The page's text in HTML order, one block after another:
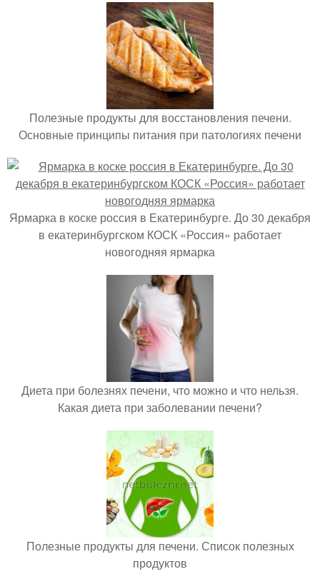
Полезные продукты для восстановления печени.
Основные принципы питания при патологиях печени
Ярмарка в коске россия в Екатеринбурге. До 30 декабря
в екатеринбургском КОСК «Россия» работает
новогодняя ярмарка
Диета при болезнях печени, что можно и что нельзя.
Какая диета при заболевании печени?
Полезные продукты для печени. Список полезных
продуктов